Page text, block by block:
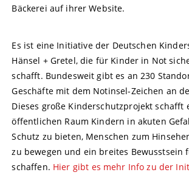
Bäckerei auf ihrer Website.
Es ist eine Initiative der Deutschen
Hänsel + Gretel, die für Kinder in Not
schafft. Bundesweit gibt es an 230
Geschäfte mit dem Notinsel-Zeichen an
Dieses große Kinderschutzprojekt schafft
öffentlichen Raum Kindern in akuten
Schutz zu bieten, Menschen zum
zu bewegen und ein breites Bewusstsein
schaffen. Hier gibt es mehr Info zu der